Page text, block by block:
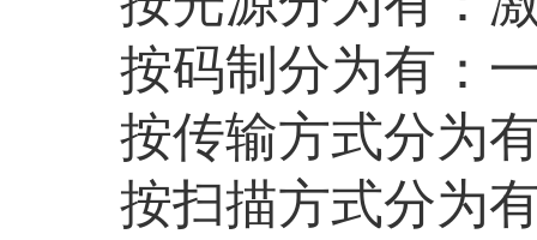
按码制分为有：
按传输方式分为
按扫描方式分为